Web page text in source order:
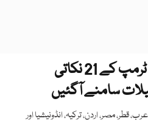
غزہ جنگ بندی کیلئے ٹرمپ کے 21 نکاتی
سامنے آگئیں
قطر، مصر، اردن، ترکیہ، انڈونیشیا اور